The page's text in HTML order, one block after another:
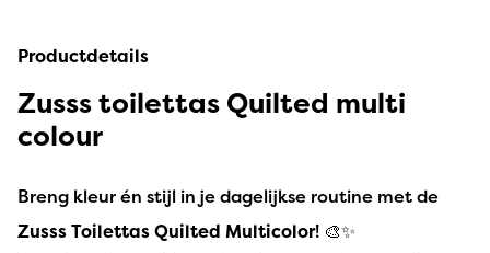
Productdetails
Zusss toilettas Quilted multi
colour
Breng kleur én stijl in je dagelijkse routine met de
Zusss Toilettas Quilted Multicolor! 🎨✨